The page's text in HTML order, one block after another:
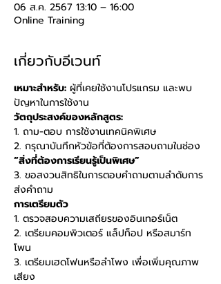
06 ส.ค. 2567 13:10 – 16:00
Online Training
เกี่ยวกับอีเวนท์
เหมาะสำหรับ: ผู้ที่เคยใช้งานโปรแกรม และพบ
ปัญหาในการใช้งาน
วัตถุประสงค์ของหลักสูตร:
1. ถาม-ตอบ การใช้งานเทคนิคพิเศษ
2. กรุณาบันทึกหัวข้อที่ต้องการสอบถามในช่อง
“สิ่งที่ต้องการเรียนรู้เป็นพิเศษ”
3. ขอสงวนสิทธิในการตอบคำถามตามลำดับการ
ส่งคำถาม
การเตรียมตัว
1. ตรวจสอบความเสถียรของอินเทอร์เน็ต
2. เตรียมคอมพิวเตอร์ แล็ปท็อป หรือสมาร์ท
โพน
3. เตรียมเฮดโฟนหรือลำโพง เพื่อเพิ่มคุณภาพ
เสียง